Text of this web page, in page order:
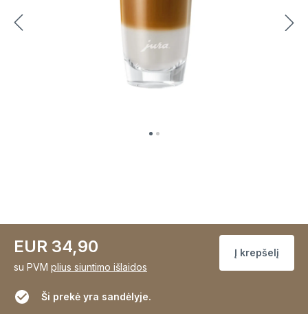
EUR 34,90
su PVM plius siuntimo išlaidos
Į krepšelį
Ši prekė yra sandėlyje.